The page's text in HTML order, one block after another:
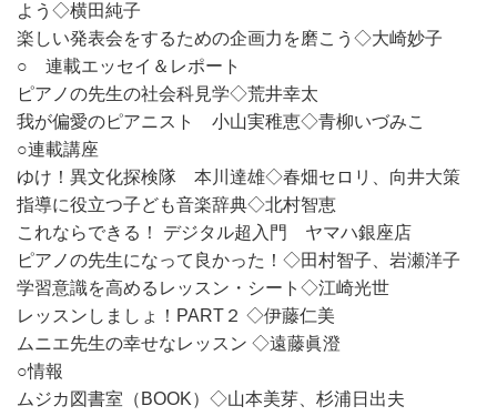
よう◇横田純子
楽しい発表会をするための企画力を磨こう◇大崎妙子
○ 連載エッセイ＆レポート
ピアノの先生の社会科見学◇荒井幸太
我が偏愛のピアニスト 小山実稚恵◇青柳いづみこ
○連載講座
ゆけ！異文化探検隊 本川達雄◇春畑セロリ、向井大策
指導に役立つ子ども音楽辞典◇北村智恵
これならできる！ デジタル超入門 ヤマハ銀座店
ピアノの先生になって良かった！◇田村智子、岩瀬洋子
学習意識を高めるレッスン・シート◇江崎光世
レッスンしましょ！PART２ ◇伊藤仁美
ムニエ先生の幸せなレッスン ◇遠藤眞澄
○情報
ムジカ図書室（BOOK）◇山本美芽、杉浦日出夫